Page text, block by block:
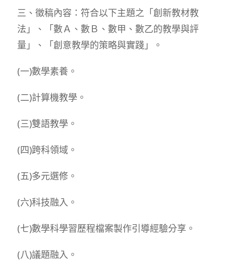
三、徵稿內容：符合以下主題之「創新教材教
法」、「數Ａ、數Ｂ、數甲、數乙的教學與評
量」、「創意教學的策略與實踐」。
(一)數學素養。
(二)計算機教學。
(三)雙語教學。
(四)跨科領域。
(五)多元選修。
(六)科技融入。
(七)數學科學習歷程檔案製作引導經驗分享。
(八)議題融入。